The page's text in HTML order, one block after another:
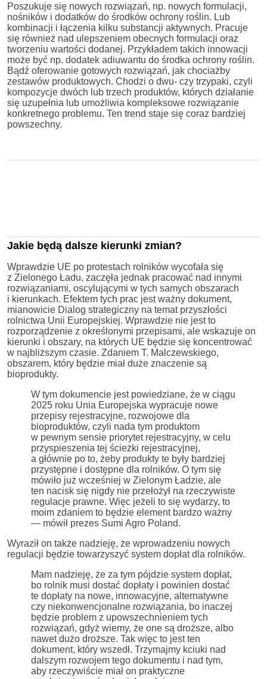
Poszukuje się nowych rozwiązań, np. nowych formulacji,
nośników i dodatków do środków ochrony roślin. Lub
kombinacji i łączenia kilku substancji aktywnych. Pracuje
się również nad ulepszeniem obecnych formulacji oraz
tworzeniu wartości dodanej. Przykładem takich innowacji
może być np. dodatek adiuwantu do środka ochrony roślin.
Bądź oferowanie gotowych rozwiązań, jak chociażby
zestawów produktowych. Chodzi o dwu- czy trzypaki, czyli
kompozycje dwóch lub trzech produktów, których działanie
się uzupełnia lub umożliwia kompleksowe rozwiązanie
konkretnego problemu. Ten trend staje się coraz bardziej
powszechny.
Jakie będą dalsze kierunki zmian?
Wprawdzie UE po protestach rolników wycofała się
z Zielonego Ładu, zaczęła jednak pracować nad innymi
rozwiązaniami, oscylującymi w tych samych obszarach
i kierunkach. Efektem tych prac jest ważny dokument,
mianowicie Dialog strategiczny na temat przyszłości
rolnictwa Unii Europejskiej. Wprawdzie nie jest to
rozporządzenie z określonymi przepisami, ale wskazuje on
kierunki i obszary, na których UE będzie się koncentrować
w najbliższym czasie. Zdaniem T. Malczewskiego,
obszarem, który będzie miał duże znaczenie są
bioprodukty.
W tym dokumencie jest powiedziane, że w ciągu
2025 roku Unia Europejska wypracuje nowe
przepisy rejestracyjne, rozwojowe dla
bioproduktów, czyli nada tym produktom
w pewnym sensie priorytet rejestracyjny, w celu
przyspieszenia tej ścieżki rejestracyjnej,
a głównie po to, żeby produkty te były bardziej
przystępne i dostępne dla rolników. O tym się
mówiło już wcześniej w Zielonym Ładzie, ale
ten nacisk się nigdy nie przełożył na rzeczywiste
regulacje prawne. Więc jeżeli to się wydarzy, to
moim zdaniem to będzie element bardzo ważny
— mówił prezes Sumi Agro Poland.
Wyraził on także nadzieję, że wprowadzeniu nowych
regulacji będzie towarzyszyć system dopłat dla rolników.
Mam nadzieję, że za tym pójdzie system dopłat,
bo rolnik musi dostać dopłaty i powinien dostać
te dopłaty na nowe, innowacyjne, alternatywne
czy niekonwencjonalne rozwiązania, bo inaczej
będzie problem z upowszechnieniem tych
rozwiązań, gdyż wiemy, że one są droższe, albo
nawet dużo droższe. Tak więc to jest ten
dokument, który wszedł. Trzymajmy kciuki nad
dalszym rozwojem tego dokumentu i nad tym,
aby rzeczywiście miał on praktyczne